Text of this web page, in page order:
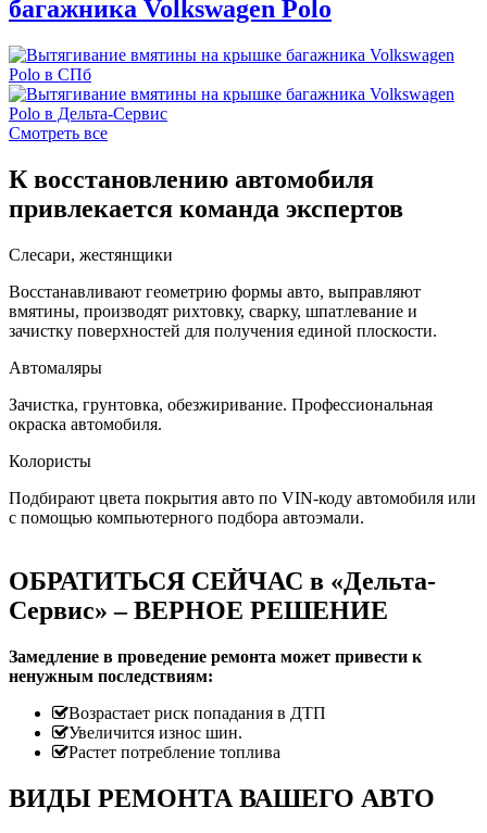
багажника Volkswagen Polo
Смотреть все
К восстановлению автомобиля
привлекается команда экспертов
Слесари, жестянщики
Восстанавливают геометрию формы авто, выправляют
вмятины, производят рихтовку, сварку, шпатлевание и
зачистку поверхностей для получения единой плоскости.
Автомаляры
Зачистка, грунтовка, обезжиривание. Профессиональная
окраска автомобиля.
Колористы
Подбирают цвета покрытия авто по VIN-коду автомобиля или
с помощью компьютерного подбора автоэмали.
ОБРАТИТЬСЯ СЕЙЧАС в «Дельта-
Сервис» – ВЕРНОЕ РЕШЕНИЕ
Замедление в проведение ремонта может привести к
ненужным последствиям:
Возрастает риск попадания в ДТП
Увеличится износ шин.
Растет потребление топлива
ВИДЫ РЕМОНТА ВАШЕГО АВТО